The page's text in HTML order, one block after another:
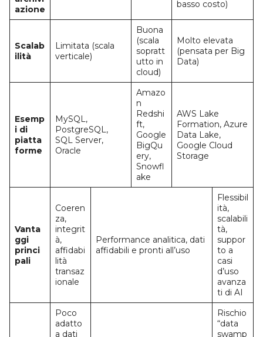
azione
basso costo)
Scalab
ilità
Limitata (scala
verticale)
Buona
(scala
sopratt
utto in
cloud)
Molto elevata
(pensata per Big
Data)
Esemp
i di
piatta
forme
MySQL,
PostgreSQL,
SQL Server,
Oracle
Amazo
n
Redshi
ft,
Google
BigQu
ery,
Snowfl
ake
AWS Lake
Formation, Azure
Data Lake,
Google Cloud
Storage
Vanta
ggi
princi
pali
Coeren
za,
integrit
à,
affidabi
lità
transaz
ionale
Performance analitica, dati
affidabili e pronti all’uso
Flessibil
ità,
scalabili
tà,
suppor
to a
casi
d’uso
avanza
ti di AI
Poco
adatto
a dati
Rischio
“data
swamp